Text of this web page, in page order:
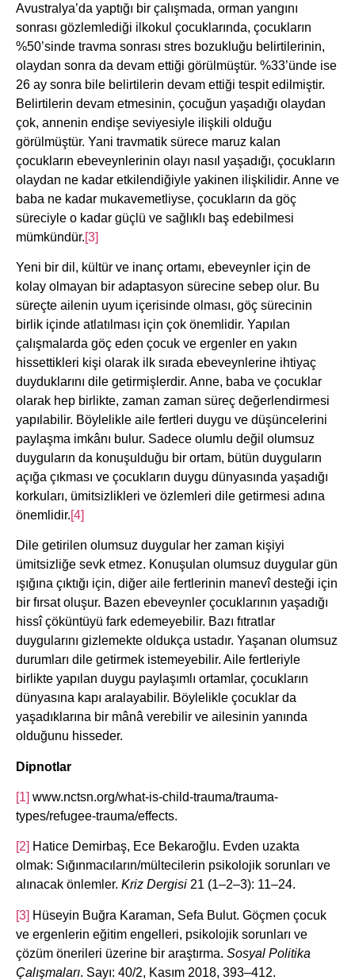
Avustralya’da yaptığı bir çalışmada, orman yangını
sonrası gözlemlediği ilkokul çocuklarında, çocukların
%50’sinde travma sonrası stres bozukluğu belirtilerinin,
olaydan sonra da devam ettiği görülmüştür. %33’ünde ise
26 ay sonra bile belirtilerin devam ettiği tespit edilmiştir.
Belirtilerin devam etmesinin, çocuğun yaşadığı olaydan
çok, annenin endişe seviyesiyle ilişkili olduğu
görülmüştür. Yani travmatik sürece maruz kalan
çocukların ebeveynlerinin olayı nasıl yaşadığı, çocukların
olaydan ne kadar etkilendiğiyle yakinen ilişkilidir. Anne ve
baba ne kadar mukavemetliyse, çocukların da göç
süreciyle o kadar güçlü ve sağlıklı baş edebilmesi
mümkündür.[3]
Yeni bir dil, kültür ve inanç ortamı, ebeveynler için de
kolay olmayan bir adaptasyon sürecine sebep olur. Bu
süreçte ailenin uyum içerisinde olması, göç sürecinin
birlik içinde atlatılması için çok önemlidir. Yapılan
çalışmalarda göç eden çocuk ve ergenler en yakın
hissettikleri kişi olarak ilk sırada ebeveynlerine ihtiyaç
duyduklarını dile getirmişlerdir. Anne, baba ve çocuklar
olarak hep birlikte, zaman zaman süreç değerlendirmesi
yapılabilir. Böylelikle aile fertleri duygu ve düşüncelerini
paylaşma imkânı bulur. Sadece olumlu değil olumsuz
duyguların da konuşulduğu bir ortam, bütün duyguların
açığa çıkması ve çocukların duygu dünyasında yaşadığı
korkuları, ümitsizlikleri ve özlemleri dile getirmesi adına
önemlidir.[4]
Dile getirilen olumsuz duygular her zaman kişiyi
ümitsizliğe sevk etmez. Konuşulan olumsuz duygular gün
ışığına çıktığı için, diğer aile fertlerinin manevî desteği için
bir fırsat oluşur. Bazen ebeveynler çocuklarının yaşadığı
hissî çöküntüyü fark edemeyebilir. Bazı fıtratlar
duygularını gizlemekte oldukça ustadır. Yaşanan olumsuz
durumları dile getirmek istemeyebilir. Aile fertleriyle
birlikte yapılan duygu paylaşımlı ortamlar, çocukların
dünyasına kapı aralayabilir. Böylelikle çocuklar da
yaşadıklarına bir mânâ verebilir ve ailesinin yanında
olduğunu hisseder.
Dipnotlar
[1] www.nctsn.org/what-is-child-trauma/trauma-
types/refugee-trauma/effects.
[2]
Hatice Demirbaş, Ece Bekaroğlu. Evden uzakta
olmak: Sığınmacıların/mültecilerin psikolojik sorunları ve
alınacak önlemler. Kriz Dergisi 21 (1–2–3): 11–24.
[3] Hüseyin Buğra Karaman, Sefa Bulut. Göçmen çocuk
ve ergenlerin eğitim engelleri, psikolojik sorunları ve
çözüm önerileri üzerine bir araştırma. Sosyal Politika
Çalışmaları. Sayı: 40/2, Kasım 2018, 393–412.